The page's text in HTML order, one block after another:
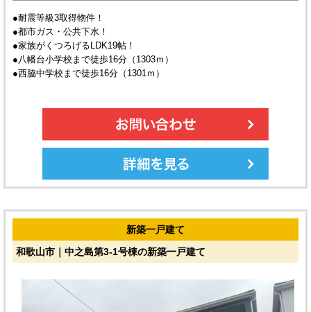
●耐震等級3取得物件！
●都市ガス・公共下水！
●家族がくつろげるLDK19帖！
●八幡台小学校まで徒歩16分（1303ｍ）
●西脇中学校まで徒歩16分（1301ｍ）
新築一戸建て
和歌山市｜中之島第3-1号棟の新築一戸建て